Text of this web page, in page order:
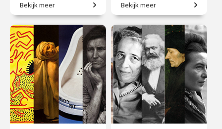
Beeldbetekenis in de kunst.
€ 345.00
vanaf 22
sep.
/ Op locatie of online
Bekijk meer
Het colloquium
kunstgeschiedenis, in één
jaar. Een uitgebreid
chronologisch overzicht.
€ 1225.00
vanaf 23
sep.
/ Op locatie of online
Bekijk meer